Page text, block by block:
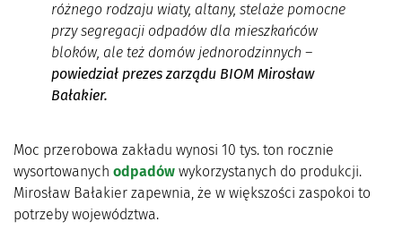
różnego rodzaju wiaty, altany, stelaże pomocne
przy segregacji odpadów dla mieszkańców
bloków, ale też domów jednorodzinnych –
powiedział prezes zarządu BIOM Mirosław
Bałakier.
Moc przerobowa zakładu wynosi 10 tys. ton rocznie
wysortowanych odpadów wykorzystanych do produkcji.
Mirosław Bałakier zapewnia, że w większości zaspokoi to
potrzeby województwa.